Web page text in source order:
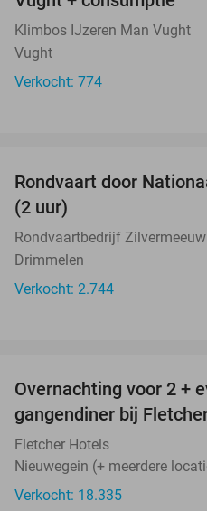
Klimbos IJzeren Man Vught
Vught
Verkocht: 774
Rondvaart door
(2 uur)
Rondvaartbedrijf Zilvermeeuw
Drimmelen
Verkocht: 2.744
Overnachting voor 2 +
gangendiner bij
Fletcher Hotels
Nieuwegein (+ meerdere
Verkocht: 18.335